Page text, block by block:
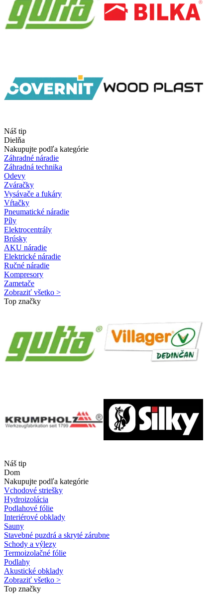
Náš tip
Dielňa
Nakupujte podľa kategórie
Záhradné náradie
Záhradná technika
Odevy
Zváračky
Vysávače a fukáry
Vŕtačky
Pneumatické náradie
Píly
Elektrocentrály
Brúsky
AKU náradie
Elektrické náradie
Ručné náradie
Kompresory
Zametače
Zobraziť všetko >
Top značky
Náš tip
Dom
Nakupujte podľa kategórie
Vchodové striešky
Hydroizolácia
Podlahové fólie
Interiérové obklady
Sauny
Stavebné puzdrá a skryté zárubne
Schody a výlezy
Termoizolačné fólie
Podlahy
Akustické obklady
Zobraziť všetko >
Top značky